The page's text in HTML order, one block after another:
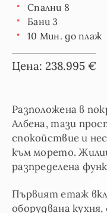
Спални 8
Бани 3
10 Мин. до плаж
Цена: 238.995 €
Разположена в
Албена, тази
спокойствие и
към морето.
разпределена
Първият етаж
оборудвана